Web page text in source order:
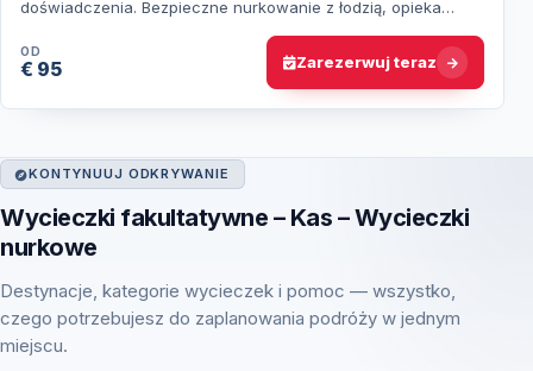
doświadczenia. Bezpieczne nurkowanie z łodzią, opieka
OD
€ 95 Zarezerwuj teraz
KONTYNUUJ ODKRYWANIE
Wycieczki fakultatywne – Kas – Wycieczki
nurkowe
Destynacje, kategorie wycieczek i pomoc — wszystko,
czego potrzebujesz do zaplanowania podróży w jednym
miejscu.